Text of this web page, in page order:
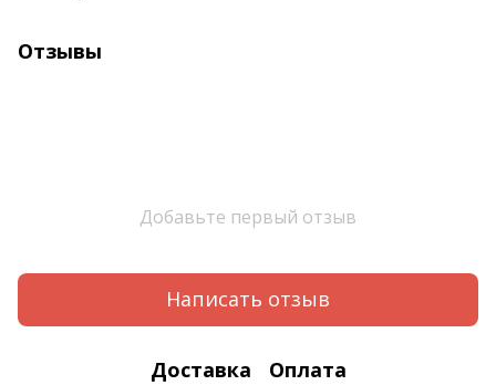
Отзывы
Добавьте первый отзыв
Написать отзыв
Доставка Оплата